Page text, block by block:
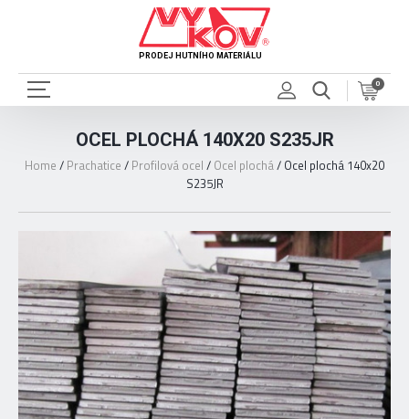
PRODEJ HUTNÍHO MATERIÁLU
0
OCEL PLOCHÁ 140X20 S235JR
Home / Prachatice / Profilová ocel / Ocel plochá/ Ocel plochá 140x20
S235JR